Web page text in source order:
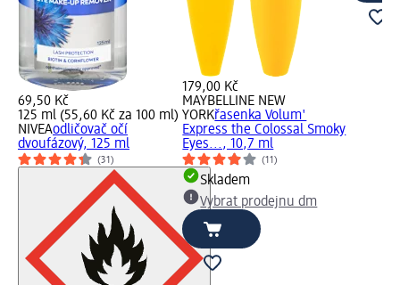
69,50 Kč
125 ml (55,60 Kč za 100 ml)
NIVEAodličovač očí
dvoufázový, 125 ml
(31)
179,00 Kč
MAYBELLINE NEW
YORKřasenka Volum'
Express the Colossal Smoky
Eyes..., 10,7 ml
(11)
Skladem
Vybrat prodejnu dm